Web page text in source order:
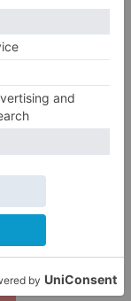
juzgar si los
consiguen por
laingeniería
con tu
uno de